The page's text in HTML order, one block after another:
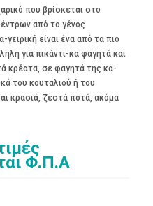
που βρίσκεται στο
από το γένος
είναι ένα από τα πιο
για πικάντι-κα φαγητά και
κρέατα, σε φαγητά της κα-
του κουταλιού ή του
κρασιά, ζεστά ποτά, ακόμα
Φ.Π.Α